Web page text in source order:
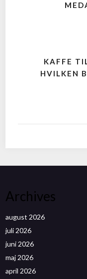
KAFFE
HVILKEN
Archives
august 2026
juli 2026
juni 2026
maj 2026
april 2026